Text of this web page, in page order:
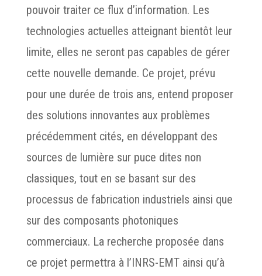
pouvoir traiter ce flux d’information. Les
technologies actuelles atteignant bientôt leur
limite, elles ne seront pas capables de gérer
cette nouvelle demande. Ce projet, prévu
pour une durée de trois ans, entend proposer
des solutions innovantes aux problèmes
précédemment cités, en développant des
sources de lumière sur puce dites non
classiques, tout en se basant sur des
processus de fabrication industriels ainsi que
sur des composants photoniques
commerciaux. La recherche proposée dans
ce projet permettra à l’INRS-EMT ainsi qu’à